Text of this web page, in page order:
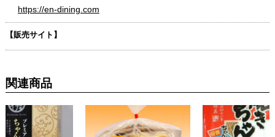
https://en-dining.com
【販売サイト】
関連商品